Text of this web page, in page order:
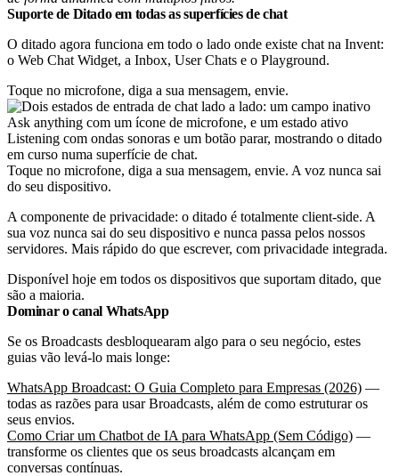
Suporte de Ditado em todas as superfícies de chat
O ditado agora funciona em todo o lado onde existe chat na Invent:
o Web Chat Widget, a Inbox, User Chats e o Playground.
Toque no microfone, diga a sua mensagem, envie.
Toque no microfone, diga a sua mensagem, envie. A voz nunca sai
do seu dispositivo.
A componente de privacidade: o ditado é totalmente client-side. A
sua voz nunca sai do seu dispositivo e nunca passa pelos nossos
servidores. Mais rápido do que escrever, com privacidade integrada.
Disponível hoje em todos os dispositivos que suportam ditado, que
são a maioria.
Dominar o canal WhatsApp
Se os Broadcasts desbloquearam algo para o seu negócio, estes
guias vão levá-lo mais longe:
WhatsApp Broadcast: O Guia Completo para Empresas (2026) —
todas as razões para usar Broadcasts, além de como estruturar os
seus envios.
Como Criar um Chatbot de IA para WhatsApp (Sem Código) —
transforme os clientes que os seus broadcasts alcançam em
conversas contínuas.